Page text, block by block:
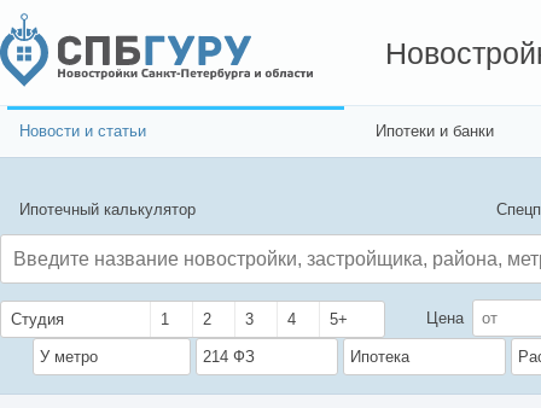
Новости и статьи Ипотеки и банки
Ипотечный калькулятор
Студия 1 2 3 4 5+ Цена
У метро 214 ФЗ Ипотека